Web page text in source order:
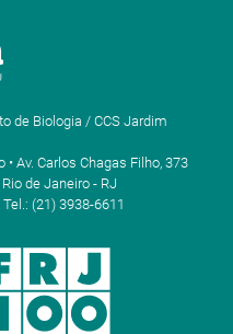
de Biologia / CCS Jardim
Av. Carlos Chagas Filho, 373
de Janeiro - RJ
(21) 3938-6611